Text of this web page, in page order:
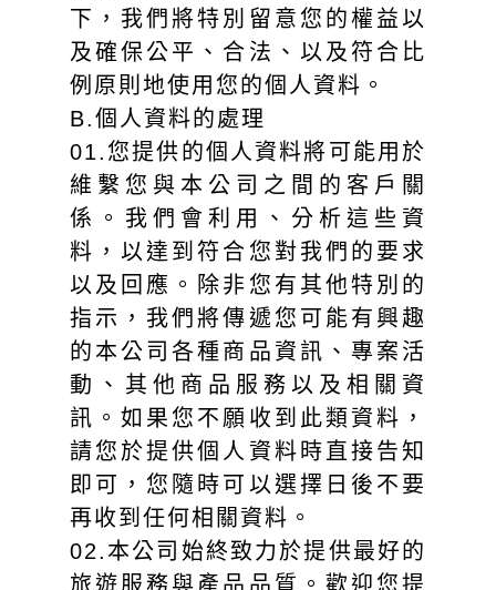
下，我們將特別留意您的權益以
及確保公平、合法、以及符合比
例原則地使用您的個人資料。
B.個人資料的處理
01.您提供的個人資料將可能用於
維繫您與本公司之間的客戶關
係。我們會利用、分析這些資
料，以達到符合您對我們的要求
以及回應。除非您有其他特別的
指示，我們將傳遞您可能有興趣
的本公司各種商品資訊、專案活
動、其他商品服務以及相關資
訊。如果您不願收到此類資料，
請您於提供個人資料時直接告知
即可，您隨時可以選擇日後不要
再收到任何相關資料。
02.本公司始終致力於提供最好的
旅遊服務與產品品質。歡迎您提